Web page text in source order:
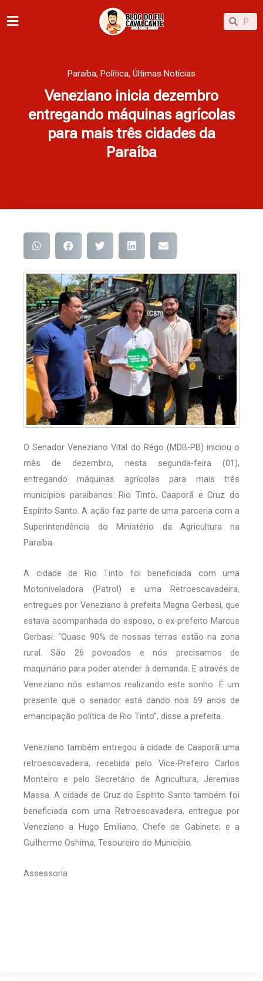
para
Pesquisar
Paraíba, Política, Últimas Notícias
Veneziano inicia dezembro
entregando máquinas agrícolas
para mais três cidades da
Paraíba
O Senador Veneziano Vital do Rêgo (MDB-PB) iniciou o
mês de dezembro, nesta segunda-feira (01),
entregando máquinas agrícolas para mais três
municípios paraibanos: Rio Tinto, Caaporã e Cruz do
Espírito Santo. A ação faz parte de uma parceria com a
Superintendência do Ministério da Agricultura na
Paraíba.
A cidade de Rio Tinto foi beneficiada com uma
Motoniveladora (Patrol) e uma Retroescavadeira,
entregues por Veneziano à prefeita Magna Gerbasi, que
estava acompanhada do esposo, o ex-prefeito Marcus
Gerbasi. “Quase 90% de nossas terras estão na zona
rural. São 26 povoados e nós precisamos de
maquinário para poder atender à demanda. E através de
Veneziano nós estamos realizando este sonho. É um
presente que o senador está dando nos 69 anos de
emancipação política de Rio Tinto”, disse a prefeita.
Veneziano também entregou à cidade de Caaporã uma
retroescavadeira, recebida pelo Vice-Prefeiro Carlos
Monteiro e pelo Secretário de Agricultura, Jeremias
Massa. A cidade de Cruz do Espírito Santo também foi
beneficiada com uma Retroescavadeira, entregue por
Veneziano a Hugo Emiliano, Chefe de Gabinete; e a
Guilherme Oshima, Tesoureiro do Município.
Assessoria